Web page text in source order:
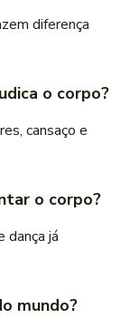
diferença
o corpo?
cansaço e
o corpo?
dança já
mundo?